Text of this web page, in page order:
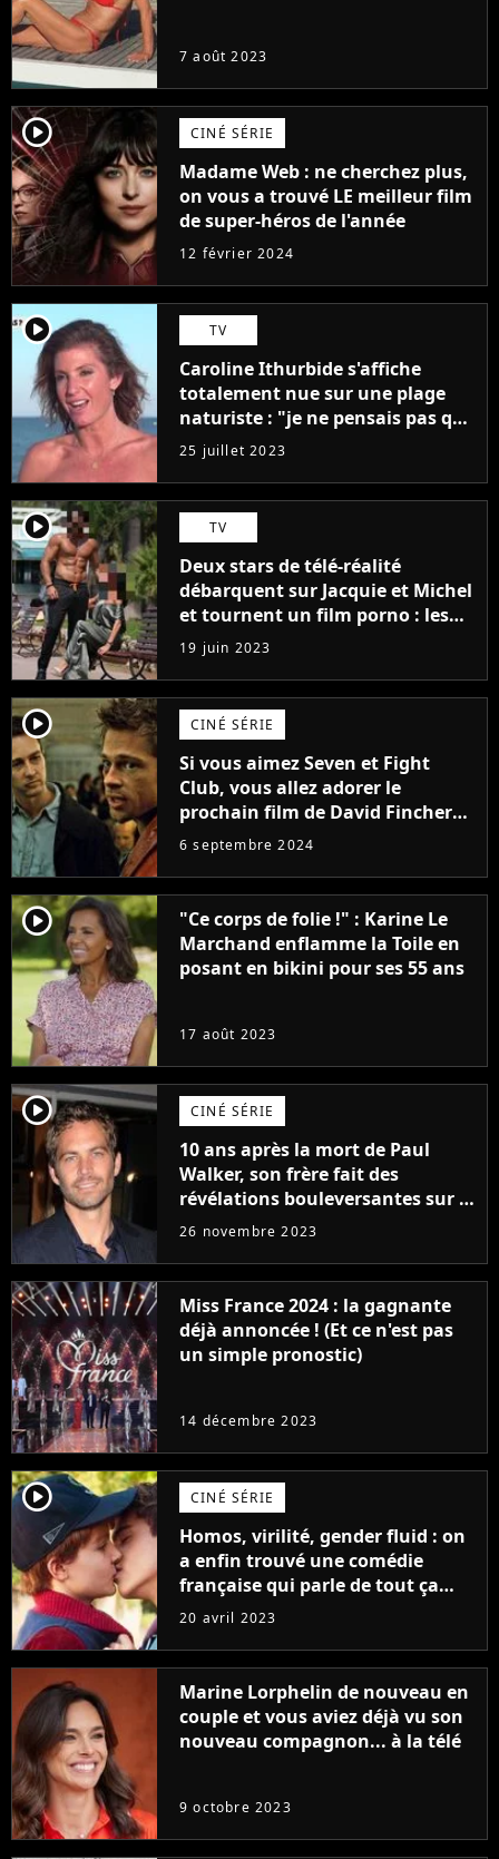
7 août 2023
player2 CINÉ SÉRIE
Madame Web : ne cherchez plus,
on vous a trouvé LE meilleur film
de super-héros de l'année
12 février 2024
player2 TV
Caroline Ithurbide s'affiche
totalement nue sur une plage
naturiste : "je ne pensais pas que
j'arriverais à le faire..."
25 juillet 2023
player2 TV
Deux stars de télé-réalité
débarquent sur Jacquie et Michel
et tournent un film porno : les
premières images du tournage
(exclu)
19 juin 2023
player2 CINÉ SÉRIE
Si vous aimez Seven et Fight
Club, vous allez adorer le
prochain film de David Fincher
avec lequel il se réinvente
complètement
6 septembre 2024
player2
"Ce corps de folie !" : Karine Le
Marchand enflamme la Toile en
posant en bikini pour ses 55 ans
17 août 2023
player2 CINÉ SÉRIE
10 ans après la mort de Paul
Walker, son frère fait des
révélations bouleversantes sur la
réaction des acteurs de Fast and
26 novembre 2023
Miss France 2024 : la gagnante
déjà annoncée ! (Et ce n'est pas
un simple pronostic)
14 décembre 2023
player2 CINÉ SÉRIE
Homos, virilité, gender fluid : on
a enfin trouvé une comédie
française qui parle de tout ça
sans être super ringarde
20 avril 2023
Marine Lorphelin de nouveau en
couple et vous aviez déjà vu son
nouveau compagnon... à la télé
9 octobre 2023